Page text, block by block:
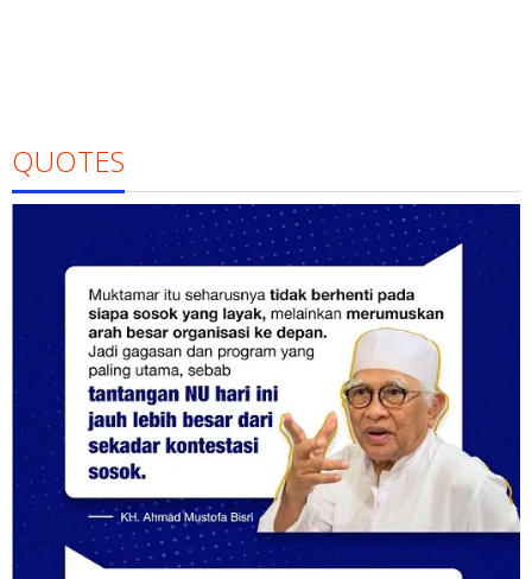
QUOTES